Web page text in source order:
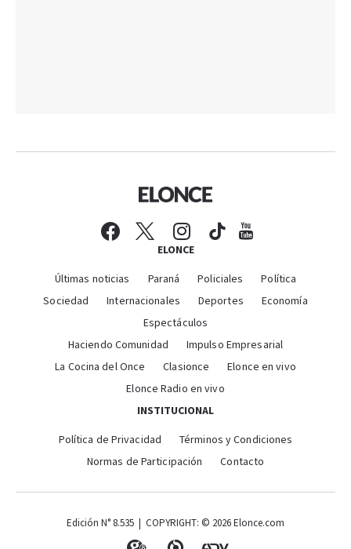
ELONCE
Últimas noticias Paraná Policiales
Política
Sociedad
Internacionales Deportes
Economía
Espectáculos
Haciendo Comunidad
Impulso Empresarial
La Cocina del Once
Clasionce
Elonce en vivo
Elonce Radio en vivo
INSTITUCIONAL
Política de Privacidad
Términos y Condiciones
Normas de Participación
Contacto
Edición N° 8.535 | COPYRIGHT: © 2026 Elonce.com